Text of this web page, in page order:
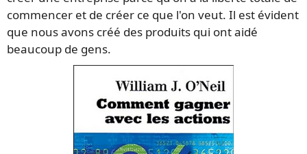
commencer et de créer ce que l'on veut. Il est évident
que nous avons créé des produits qui ont aidé
beaucoup de gens.